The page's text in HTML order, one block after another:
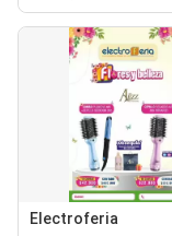
Electroferia